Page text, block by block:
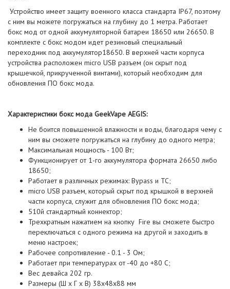
Устройство имеет защиту военного класса стандарта IP67, поэтому
с ним вы можете погружаться на глубину до 1 метра. Работает
бокс мод от одной аккумуляторной батареи 18650 или 26650. В
комплекте с бокс модом идет резиновый специальный
переходник под аккумулятор18650. В верхней части корпуса
устройства расположен micro USB разъем (он скрыт под
крышечкой, прикрученной винтами), который необходим для
обновления ПО бокс мода.
Характеристики бокс мода GeekVape AEGIS:
Не боится повышенной влажности и воды, благодаря чему с
ним вы сможете погружаться на глубину до одного метра;
Максимальная мощность - 100 Вт;
Функционирует от 1-го аккумулятора формата 26650 либо
18650;
Работает в различных режимах: Bypass и ТС;
micro USB разъем, который скрыт под крышкой в верхней
части корпуса, служит для обновления ПО бокс мода;
510й стандартный коннектор;
Трехкратным нажатием на кнопку Fire вы сможете быстро
переключаться с одного режима на другой и заходить в
меню настроек;
Рабочее сопротивление - 0.1 - 3 Ом;
Работает при температурах от -40 до +80 С;
Вес девайса 202 гр.
Размеры (Ш х Г х В) 38х48х88 мм